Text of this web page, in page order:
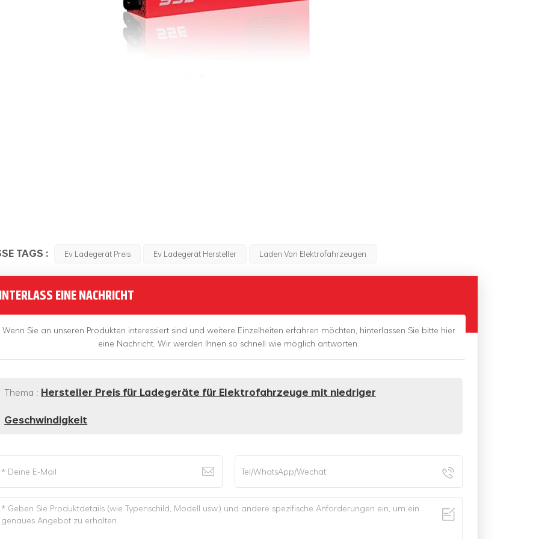
TAGS : Ev Ladegerät Preis Ev Ladegerät Hersteller Laden Von Elektrofahrzeugen
EINE NACHRICHT
Wenn Sie an unseren Produkten interessiert sind und weitere Einzelheiten erfahren möchten, hinterlassen Sie bitte hier
eine Nachricht. Wir werden Ihnen so schnell wie möglich antworten.
Thema : Hersteller Preis für Ladegeräte für Elektrofahrzeuge mit niedriger
Geschwindigkeit